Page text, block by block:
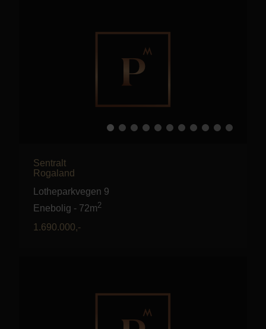
Sentralt
Rogaland
Lotheparkvegen 9
Enebolig - 72m2
1.690.000,-